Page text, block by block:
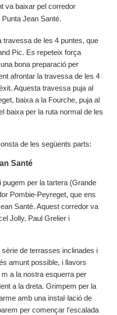
va baixar pel corredor
Jean Santé.
travessa de les 4 puntes, que
Pic. Es repeteix força
bona preparació per
afrontar la travessa de les 4
Aquesta travessa puja al
baixa a la Fourche, puja al
baixa per la ruta normal de les
de les següents parts:
Santé
per la tartera (Grande
Pombie-Peyreget, que ens
Santé. Aquest corredor va
Jolly, Paul Grelier i
de terrasses inclinades i
amunt possible, i llavors
a la nostra esquerra per
a la dreta. Grimpem per la
amb una instal·lació de
per començar l’escalada